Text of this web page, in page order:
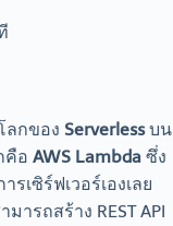
ลกของ Serverlessบน
คือ AWS Lambda ซึ่ง
เซิร์ฟเวอร์เองเลย
ารถสร้าง REST API